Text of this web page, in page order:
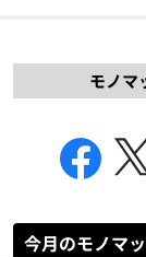
モノマ
今月のモノマ